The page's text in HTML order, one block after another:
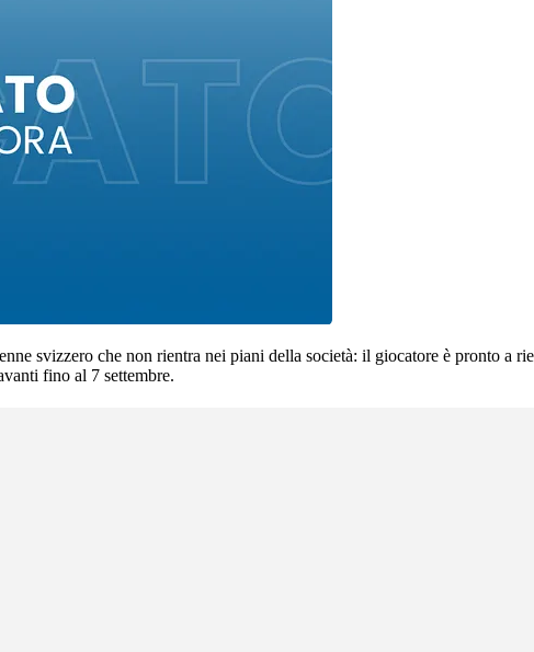
svizzero che non rientra nei piani della società: il giocatore è pronto a
fino al 7 settembre.